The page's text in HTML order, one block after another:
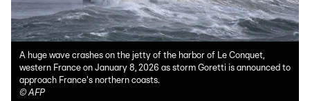
A huge wave crashes on the jetty of the harbor of Le Conquet,
western France on January 8, 2026 as storm Goretti is announced to
approach France's northern coasts.
©AFP